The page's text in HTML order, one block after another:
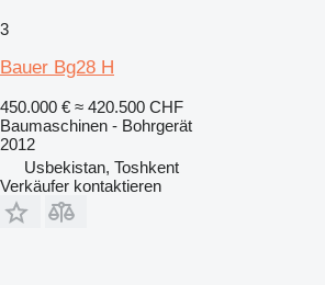
3
Bauer Bg28 H
450.000 € ≈ 420.500 CHF
Baumaschinen - Bohrgerät
2012
Usbekistan, Toshkent
Verkäufer kontaktieren